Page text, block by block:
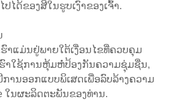
ປໄດ້ຂອງສີໃນຮູບເງົາຂອງເຈົ້າ.
າແມ່ນຢູ່ພາຍໃຕ້ເງື່ອນໄຂທີ່ຄວບຄຸມ
ຮົາໃຊ້ການຫຸ້ມຫໍ່ປ້ອງກັນຄວາມຊຸ່ມຊື່ນ,
ານອອກແບບພິເສດເພື່ອລົບລ້າງຄວາມ
ໃນຜະລິດຕະພັນຂອງທ່ານ.